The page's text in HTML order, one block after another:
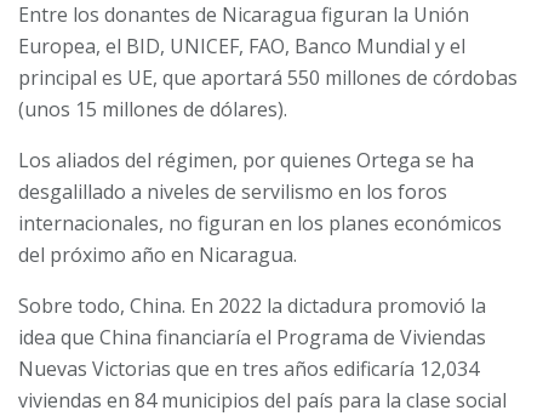
Entre los donantes de Nicaragua figuran la Unión
Europea, el BID, UNICEF, FAO, Banco Mundial y el
principal es UE, que aportará 550 millones de córdobas
(unos 15 millones de dólares).
Los aliados del régimen, por quienes Ortega se ha
desgalillado a niveles de servilismo en los foros
internacionales, no figuran en los planes económicos
del próximo año en Nicaragua.
Sobre todo, China. En 2022 la dictadura promovió la
idea que China financiaría el Programa de Viviendas
Nuevas Victorias que en tres años edificaría 12,034
viviendas en 84 municipios del país para la clase social